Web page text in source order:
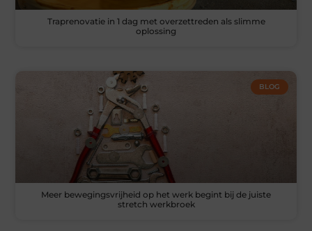
Traprenovatie in 1 dag met overzettreden als slimme
oplossing
BLOG
Meer bewegingsvrijheid op het werk begint bij de juiste
stretch werkbroek